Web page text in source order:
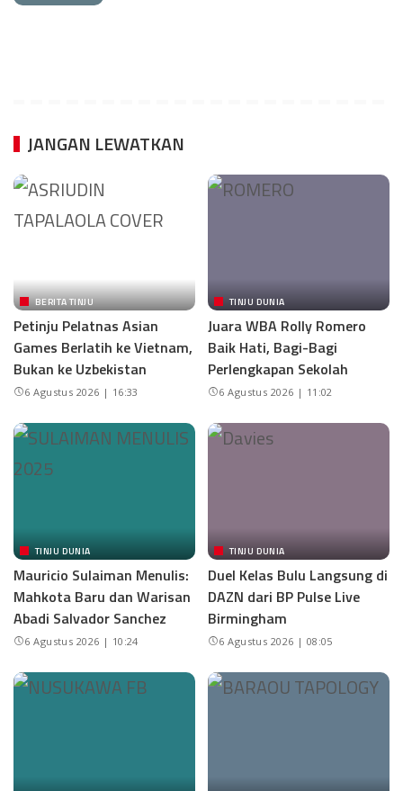
JANGAN LEWATKAN
BERITA TINJU
Petinju Pelatnas Asian
Games Berlatih ke Vietnam,
Bukan ke Uzbekistan
6 Agustus 2026 | 16:33
TINJU DUNIA
Juara WBA Rolly Romero
Baik Hati, Bagi-Bagi
Perlengkapan Sekolah
6 Agustus 2026 | 11:02
TINJU DUNIA
Mauricio Sulaiman Menulis:
Mahkota Baru dan Warisan
Abadi Salvador Sanchez
6 Agustus 2026 | 10:24
TINJU DUNIA
Duel Kelas Bulu Langsung di
DAZN dari BP Pulse Live
Birmingham
6 Agustus 2026 | 08:05